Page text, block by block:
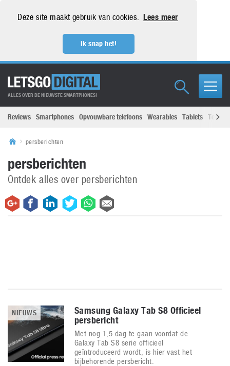
Deze site maakt gebruik van cookies. Lees meer
Ik snap het!
ALLES OVER DE NIEUWSTE SMARTPHONES!
Reviews Smartphones Opvouwbare telefoons Wearables Tablets
persberichten
persberichten
Ontdek alles over persberichten
NIEUWS
Samsung Galaxy Tab S8 Officieel
persbericht
Met nog 1,5 dag te gaan voordat de
Galaxy Tab S8 serie officieel
geïntroduceerd wordt, is hier vast het
bijbehorende persbericht.